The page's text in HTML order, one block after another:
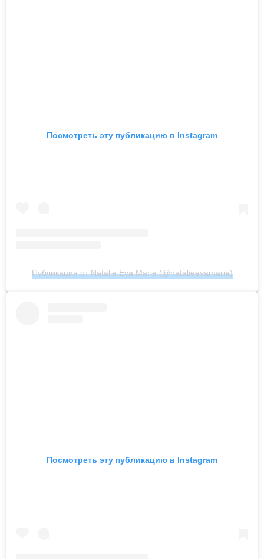
Посмотреть эту публикацию в Instagram
Публикация от Natalie Eva Marie (@natalieevamarie)
Посмотреть эту публикацию в Instagram